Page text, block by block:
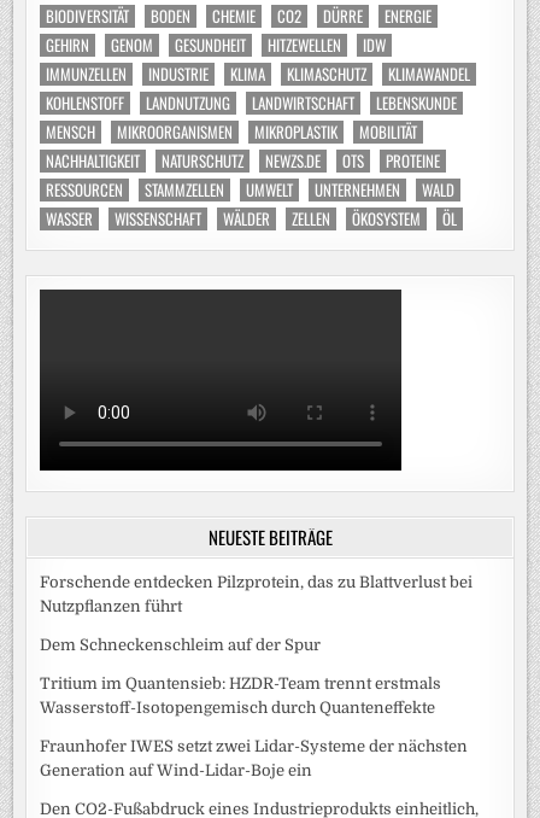
BIODIVERSITÄT
BODEN CHEMIE CO2 DÜRRE
ENERGIE
GEHIRN
GENOM GESUNDHEIT HITZEWELLEN
IDW
IMMUNZELLEN
INDUSTRIE KLIMA KLIMASCHUTZ
KLIMAWANDEL
KOHLENSTOFF
LANDNUTZUNG LANDWIRTSCHAFT
LEBENSKUNDE
MENSCH
MIKROORGANISMEN MIKROPLASTIK
MOBILITÄT
NACHHALTIGKEIT
NATURSCHUTZ NEWZS.DE OTS
PROTEINE
RESSOURCEN
STAMMZELLEN UMWELT UNTERNEHMEN
WALD
WASSER
WISSENSCHAFT WÄLDER ZELLEN ÖKOSYSTEM ÖL
NEUESTE BEITRÄGE
Forschende entdecken Pilzprotein, das zu Blattverlust bei
Nutzpflanzen führt
Dem Schneckenschleim auf der Spur
Tritium im Quantensieb: HZDR-Team trennt erstmals
Wasserstoff-Isotopengemisch durch Quanteneffekte
Fraunhofer IWES setzt zwei Lidar-Systeme der nächsten
Generation auf Wind-Lidar-Boje ein
Den CO2-Fußabdruck eines Industrieprodukts einheitlich,